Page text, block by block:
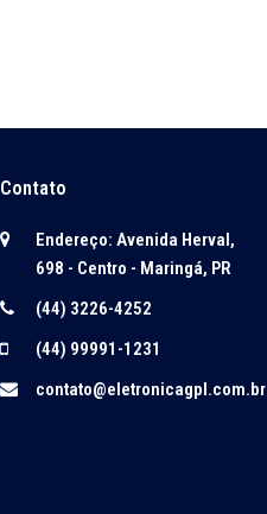
Contato
Endereço: Avenida Herval,
698 - Centro - Maringá, PR
(44) 3226-4252
(44) 99991-1231
contato@eletronicagpl.com.br